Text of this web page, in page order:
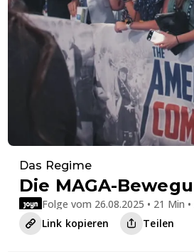
Das Regime
Die MAGA-
Folge vom 26.08.2025 • 21 Min
Link kopieren
Teilen